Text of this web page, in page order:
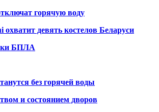
горячую воду
девять костелов Беларуси
БПЛА
без горячей воды
и состоянием дворов